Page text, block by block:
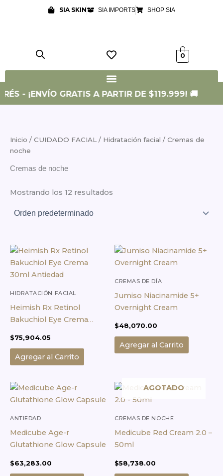
SIA SKIN SIA IMPORTS SHOP SIA
0
- ¡ENVÍO GRATIS A PARTIR DE $119.999! 🚚
Inicio / CUIDADO FACIAL / Hidratación facial / Cremas de
noche
Cremas de noche
Mostrando los 12 resultados
HIDRATACIÓN FACIAL
Heimish Rx Retinol
Bakuchiol Eye Crema
$75,904.05
Agregar al Carrito
CREMAS DE DÍA
Jumiso Niacinamide 5+
Overnight Cream
$48,070.00
Agregar al Carrito
ANTIEDAD
Medicube Age-r
Glutathione Glow Capsule
$63,283.00
AGOTADO
CREMAS DE NOCHE
Medicube Red Cream 2.0 –
50ml
$58,738.00